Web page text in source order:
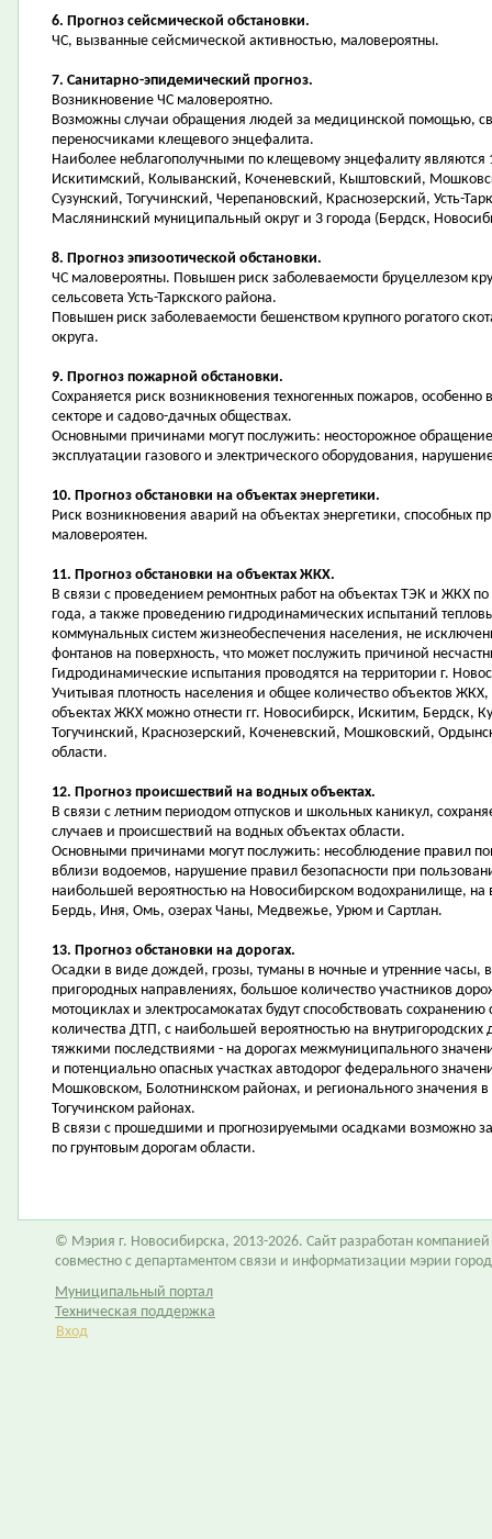
6. Прогноз сейсмической обстановки.
ЧС, вызванные сейсмической активностью, маловероятны.
7. Санитарно-эпидемический прогноз.
Возникновение ЧС маловероятно.
Возможны случаи обращения людей за медицинской помощью,
переносчиками клещевого энцефалита.
Наиболее неблагополучными по клещевому энцефалиту
Искитимский, Колыванский, Коченевский, Кыштовский,
Сузунский, Тогучинский, Черепановский, Краснозерский, Усть-
Маслянинский муниципальный округ и 3 города (Бердск,
8. Прогноз эпизоотической обстановки.
ЧС маловероятны. Повышен риск заболеваемости бруцеллезом
сельсовета Усть-Таркского района.
Повышен риск заболеваемости бешенством крупного рогатого
округа.
9. Прогноз пожарной обстановки.
Сохраняется риск возникновения техногенных пожаров,
секторе и садово-дачных обществах.
Основными причинами могут послужить: неосторожное
эксплуатации газового и электрического оборудования,
10. Прогноз обстановки на объектах энергетики.
Риск возникновения аварий на объектах энергетики, способных
маловероятен.
11. Прогноз обстановки на объектах ЖКХ.
В связи с проведением ремонтных работ на объектах ТЭК и ЖКХ
года, а также проведению гидродинамических испытаний
коммунальных систем жизнеобеспечения населения, не
фонтанов на поверхность, что может послужить причиной
Гидродинамические испытания проводятся на территории г.
Учитывая плотность населения и общее количество объектов
объектах ЖКХ можно отнести гг. Новосибирск, Искитим, Бердск,
Тогучинский, Краснозерский, Коченевский, Мошковский,
области.
12. Прогноз происшествий на водных объектах.
В связи с летним периодом отпусков и школьных каникул,
случаев и происшествий на водных объектах области.
Основными причинами могут послужить: несоблюдение правил
вблизи водоемов, нарушение правил безопасности при
наибольшей вероятностью на Новосибирском водохранилище, на
Бердь, Иня, Омь, озерах Чаны, Медвежье, Урюм и Сартлан.
13. Прогноз обстановки на дорогах.
Осадки в виде дождей, грозы, туманы в ночные и утренние часы,
пригородных направлениях, большое количество участников
мотоциклах и электросамокатах будут способствовать
количества ДТП, с наибольшей вероятностью на внутригородских
тяжкими последствиями - на дорогах межмуниципального
и потенциально опасных участках автодорог федерального
Мошковском, Болотнинском районах, и регионального
Тогучинском районах.
В связи с прошедшими и прогнозируемыми осадками возможно
по грунтовым дорогам области.
© Мэрия г. Новосибирска, 2013-2026. Сайт разработан компанией
совместно с департаментом связи и информатизации мэрии
Муниципальный портал
Техническая поддержка
Вход